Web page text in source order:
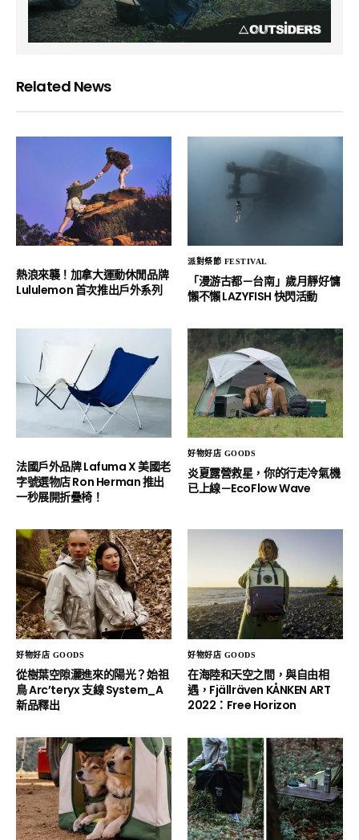
Related News
熱浪來襲！加拿大運動休閒品牌
Lululemon 首次推出戶外系列
派對祭節 FESTIVAL
「漫游古都－台南」歲月靜好慵
懶不懶 LAZYFISH 快閃活動
法國戶外品牌 Lafuma X 美國老
字號選物店 Ron Herman 推出
一秒展開折疊椅！
好物好店 GOODS
炎夏露營救星，你的行走冷氣機
已上線－EcoFlow Wave
好物好店 GOODS
從樹葉空隙灑進來的陽光？始祖
鳥 Arc’teryx 支線 System_A
新品釋出
好物好店 GOODS
在海陸和天空之間，與自由相
遇，Fjällräven KÅNKEN ART
2022：Free Horizon